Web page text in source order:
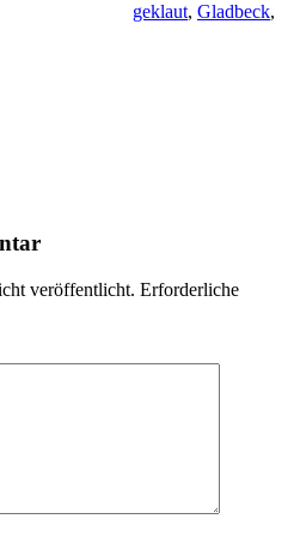
geklaut, Gladbeck,
veröffentlicht. Erforderliche